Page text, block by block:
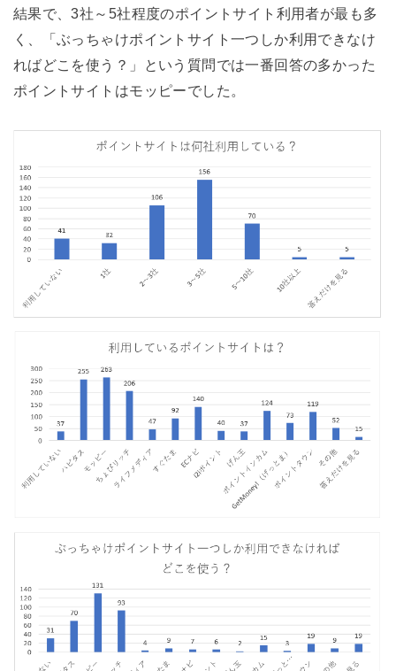
結果で、3社～5社程度のポイントサイト利用者が最も多
く、「ぶっちゃけポイントサイト一つしか利用できなけ
ればどこを使う？」という質問では一番回答の多かった
ポイントサイトはモッピーでした。